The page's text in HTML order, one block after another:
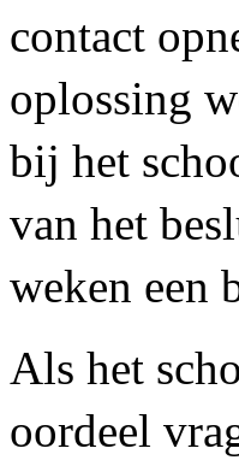
contact
oplossing
bij het
van het
weken een
Als het
oordeel